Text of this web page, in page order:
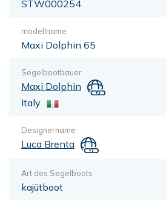
STW000254
modellname
Maxi Dolphin 65
Segelbootbauer
Maxi Dolphin
Italy
Designername
Luca Brenta
Art des Segelboots
kajütboot